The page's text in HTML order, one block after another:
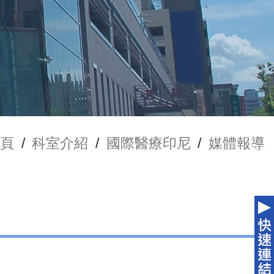
/ 科室介紹 / 國際醫療印尼 / 媒體報導